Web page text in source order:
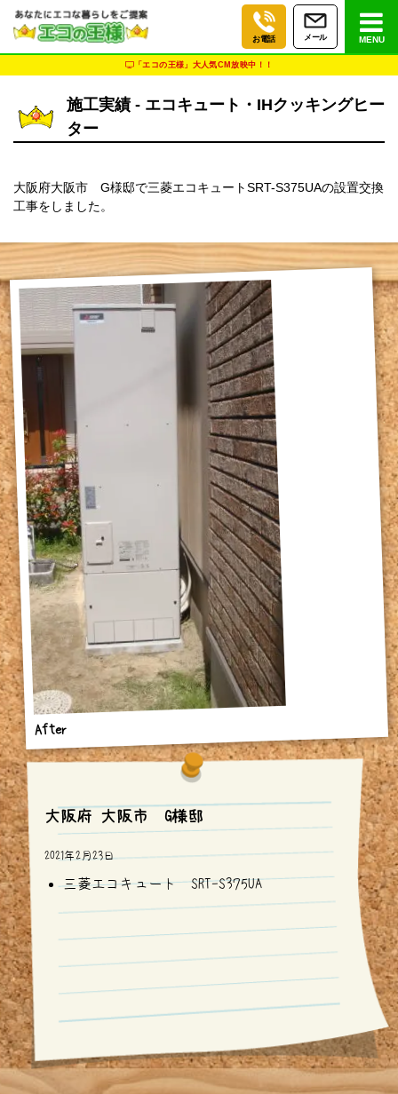
お電話 メール MENU
「エコの王様」大人気CM放映中！！
施工実績 - エコキュート・IHクッキングヒー
ター
大阪府大阪市 G様邸で三菱エコキュートSRT-S375UAの設置交換
工事をしました。
After
大阪府 大阪市 G様邸
2021年2月23日
三菱エコキュート SRT-S375UA